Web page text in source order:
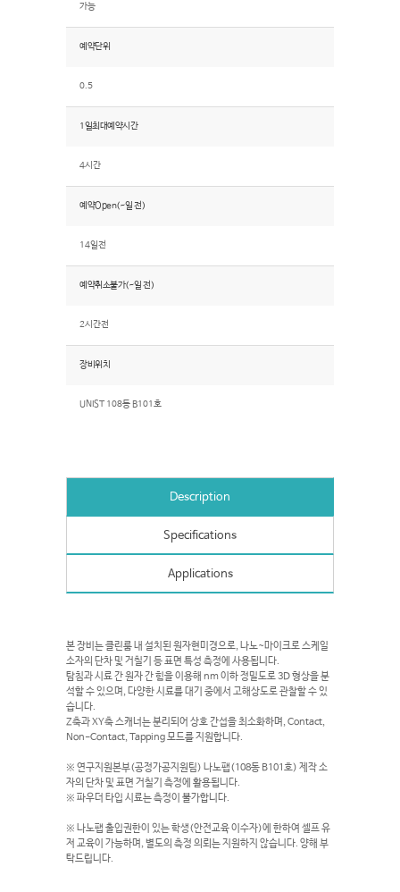
가능
예약단위
0.5
1일최대예약시간
4시간
예약Open(~일 전)
14일전
예약취소불가(~일 전)
2시간전
장비위치
UNIST 108동 B101호
Description
Specifications
Applications
본 장비는 클린룸 내 설치된 원자현미경으로, 나노~마이크로 스케일
소자의 단차 및 거칠기 등 표면 특성 측정에 사용됩니다.
탐침과 시료 간 원자 간 힘을 이용해 nm 이하 정밀도로 3D 형상을 분
석할 수 있으며, 다양한 시료를 대기 중에서 고해상도로 관찰할 수 있
습니다.
Z축과 XY축 스캐너는 분리되어 상호 간섭을 최소화하며, Contact,
Non-Contact, Tapping 모드를 지원합니다.
※ 연구지원본부(공정가공지원팀) 나노팹(108동 B101호) 제작 소
자의 단차 및 표면 거칠기 측정에 활용됩니다.
※ 파우더 타입 시료는 측정이 불가합니다.
※ 나노팹 출입권한이 있는 학생(안전교육 이수자)에 한하여 셀프 유
저 교육이 가능하며, 별도의 측정 의뢰는 지원하지 않습니다. 양해 부
탁드립니다.